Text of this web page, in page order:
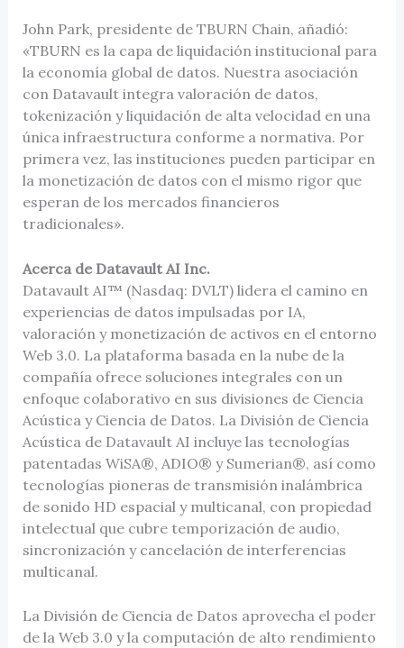
John Park, presidente de TBURN Chain, añadió:
«TBURN es la capa de liquidación institucional para
la economía global de datos. Nuestra asociación
con Datavault integra valoración de datos,
tokenización y liquidación de alta velocidad en una
única infraestructura conforme a normativa. Por
primera vez, las instituciones pueden participar en
la monetización de datos con el mismo rigor que
esperan de los mercados financieros
tradicionales».
Acerca de Datavault AI Inc.
Datavault AI™ (Nasdaq: DVLT) lidera el camino en
experiencias de datos impulsadas por IA,
valoración y monetización de activos en el entorno
Web 3.0. La plataforma basada en la nube de la
compañía ofrece soluciones integrales con un
enfoque colaborativo en sus divisiones de Ciencia
Acústica y Ciencia de Datos. La División de Ciencia
Acústica de Datavault AI incluye las tecnologías
patentadas WiSA®, ADIO® y Sumerian®, así como
tecnologías pioneras de transmisión inalámbrica
de sonido HD espacial y multicanal, con propiedad
intelectual que cubre temporización de audio,
sincronización y cancelación de interferencias
multicanal.
La División de Ciencia de Datos aprovecha el poder
de la Web 3.0 y la computación de alto rendimiento